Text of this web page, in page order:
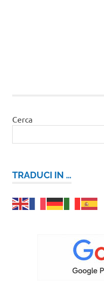
Cerca
TRADUCI IN …